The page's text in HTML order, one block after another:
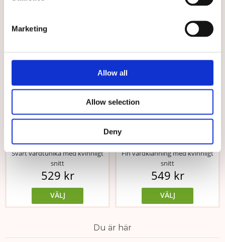
Marketing
Allow all
Allow selection
Deny
Svart vårdtunika med kvinnligt
snitt
529 kr
VÄLJ
Välj storlek
Fin vårdklänning med kvinnligt
snitt
549 kr
VÄLJ
Du är här